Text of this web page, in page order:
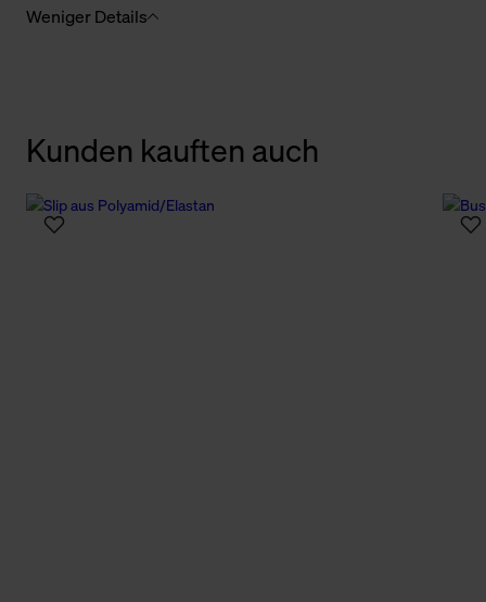
Weniger Details
Kunden kauften auch